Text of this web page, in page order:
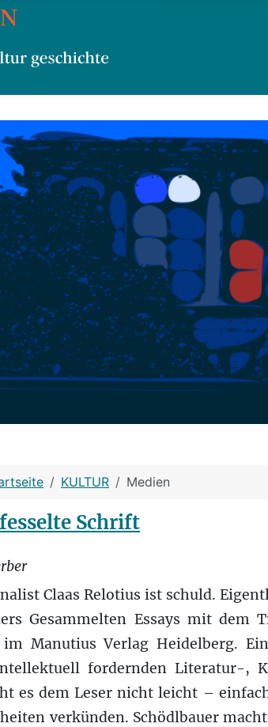
KULTUR Medien
Schrift
Claas Relotius ist schuld.
Gesammelten Essays mit dem
im Manutius Verlag Heidelberg.
fordernden Literatur-,
es dem Leser nicht leicht –
verkünden. Schödlbauer